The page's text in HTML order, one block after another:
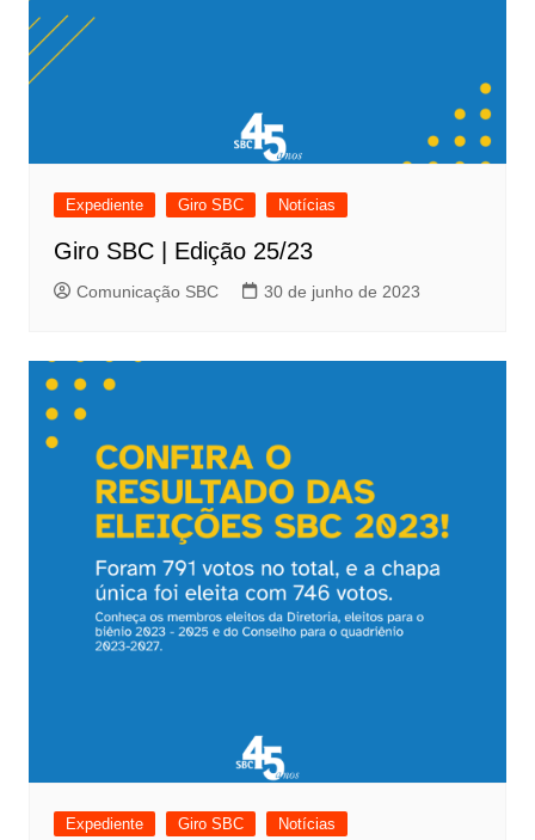
Expediente Giro SBC Notícias
Giro SBC | Edição 25/23
Comunicação SBC 30 de junho de 2023
Expediente Giro SBC Notícias